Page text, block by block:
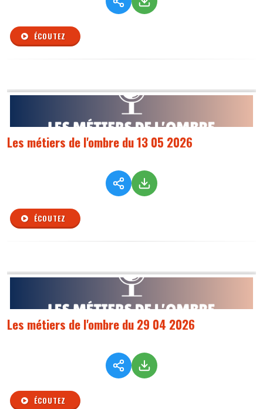
ÉCOUTEZ
Les métiers de l'ombre du 13 05 2026
ÉCOUTEZ
Les métiers de l'ombre du 29 04 2026
ÉCOUTEZ